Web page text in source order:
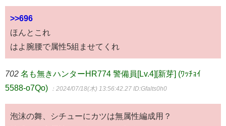
>>696
ほんとこれ
はよ腕腰で属性5組ませてくれ
702 名も無きハンターHR774 警備員[Lv.4][新芽] (ﾜｯﾁｮｲ
5588-o7Qo)
：2024/07/18(木) 13:56:42.27 ID:Gfalts0h0
泡沫の舞、シチューにカツは無属性編成用？